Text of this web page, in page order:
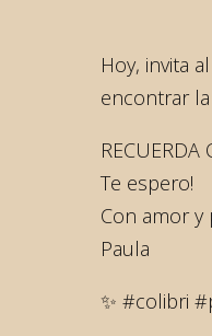
Hoy, invita
encontrar
RECUERDA
Te espero!
Con amor y
Paula
✨ #colibri